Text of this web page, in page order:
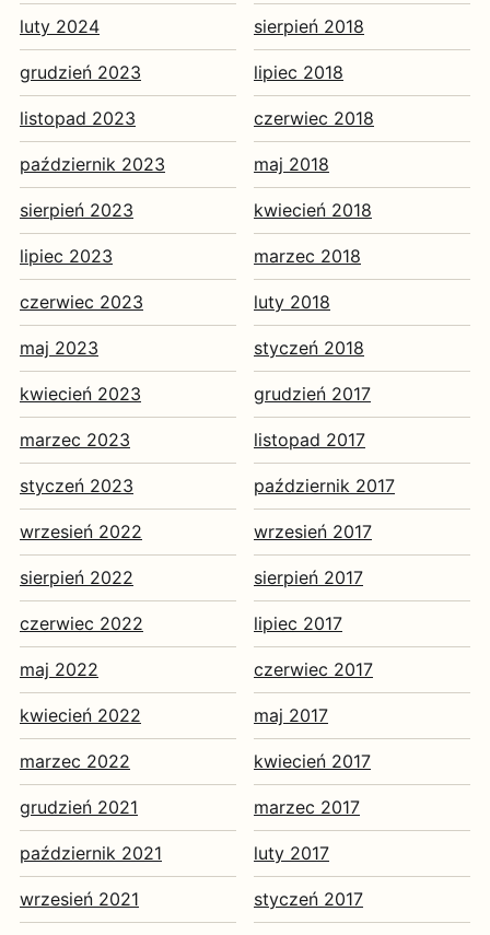
luty 2024
grudzień 2023
listopad 2023
październik 2023
sierpień 2023
lipiec 2023
czerwiec 2023
maj 2023
kwiecień 2023
marzec 2023
styczeń 2023
wrzesień 2022
sierpień 2022
czerwiec 2022
maj 2022
kwiecień 2022
marzec 2022
grudzień 2021
październik 2021
wrzesień 2021
sierpień 2018
lipiec 2018
czerwiec 2018
maj 2018
kwiecień 2018
marzec 2018
luty 2018
styczeń 2018
grudzień 2017
listopad 2017
październik 2017
wrzesień 2017
sierpień 2017
lipiec 2017
czerwiec 2017
maj 2017
kwiecień 2017
marzec 2017
luty 2017
styczeń 2017